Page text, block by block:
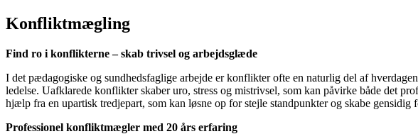
Konfliktmægling
Find ro i konflikterne – skab trivsel og arbejdsglæde
I det pædagogiske og sundhedsfaglige arbejde er konflikter ofte en naturlig del af
ledelse. Uafklarede konflikter skaber uro, stress og mistrivsel, som kan påvirke både det
hjælp fra en upartisk tredjepart, som kan løsne op for stejle standpunkter og skabe gensidig
Professionel konfliktmægler med 20 års erfaring